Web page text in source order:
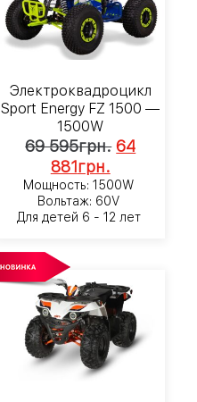
Электроквадроцикл
Sport Energy FZ 1500 —
1500W
69 595грн. 64
881грн.
Мощность: 1500W
Вольтаж: 60V
Для детей 6 - 12 лет